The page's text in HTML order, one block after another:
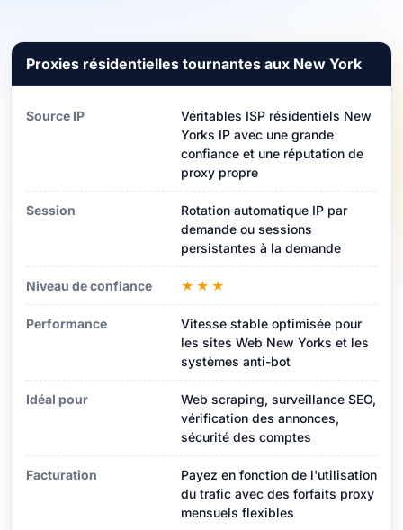
Proxies résidentielles tournantes aux New York
Source IP
Véritables ISP résidentiels New
Yorks IP avec une grande
confiance et une réputation de
proxy propre
Session
Rotation automatique IP par
demande ou sessions
persistantes à la demande
Niveau de confiance ★★★
Performance
Vitesse stable optimisée pour
les sites Web New Yorks et les
systèmes anti-bot
Idéal pour
Web scraping, surveillance SEO,
vérification des annonces,
sécurité des comptes
Facturation
Payez en fonction de l'utilisation
du trafic avec des forfaits proxy
mensuels flexibles